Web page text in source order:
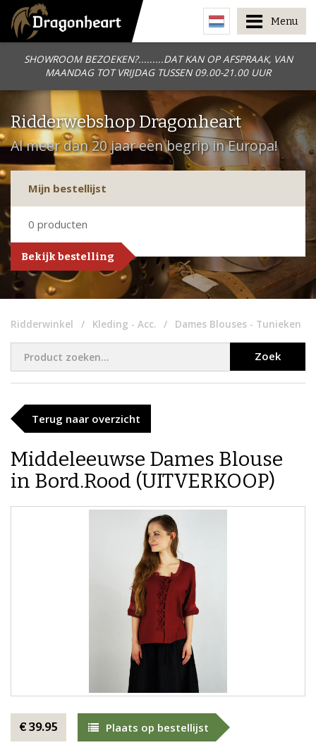
SHOWROOM BEZOEKEN?.........DAT KAN OP AFSPRAAK, VAN
MAANDAG TOT VRIJDAG TUSSEN 09.00-21.00 UUR
Menu
Ridderwebshop Dragonheart
Al meer dan 20 jaar een begrip in Europa!
Mijn bestellijst
0 producten
Bekijk bestelling
Ridderwinkel Kleding - Acc. Dames Blouses - Tunieken
Zoek
Terug naar overzicht
​​Middeleeuwse Dames Blouse​
in Bord.Rood (UITVERKOOP)
€ 39.95 Plaats op bestellijst